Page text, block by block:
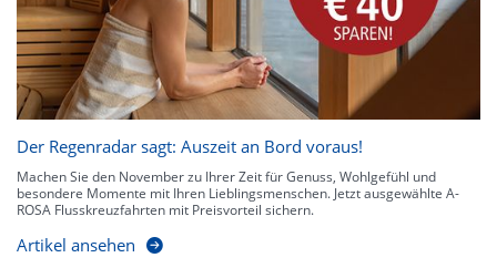
Der Regenradar sagt: Auszeit an Bord voraus!
Machen Sie den November zu Ihrer Zeit für Genuss, Wohlgefühl und
besondere Momente mit Ihren Lieblingsmenschen. Jetzt ausgewählte A-
ROSA Flusskreuzfahrten mit Preisvorteil sichern.
Artikel ansehen